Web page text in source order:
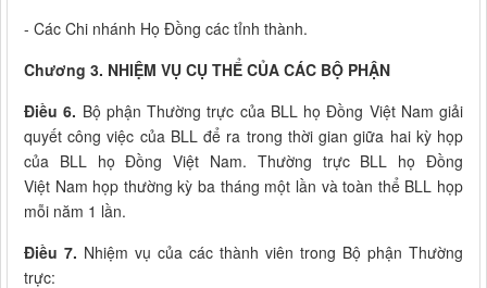
- Các Chi nhánh Họ Đồng các tỉnh thành.
Chương 3. NHIỆM VỤ CỤ THỂ CỦA CÁC BỘ PHẬN
Điều 6. Bộ phận Thường trực của BLL họ Đồng Việt Nam giải
quyết công việc của BLL để ra trong thời gian giữa hai kỳ họp
của BLL họ Đồng Việt Nam. Thường trực BLL họ Đồng
Việt Nam họp thường kỳ ba tháng một lần và toàn thể BLL họp
mỗi năm 1 lần.
Điều 7. Nhiệm vụ của các thành viên trong Bộ phận Thường
trực: